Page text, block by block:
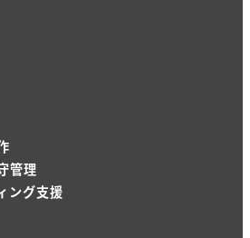
管理
ング支援